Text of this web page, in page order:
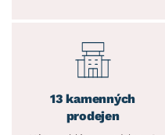
13 kamenných
prodejen